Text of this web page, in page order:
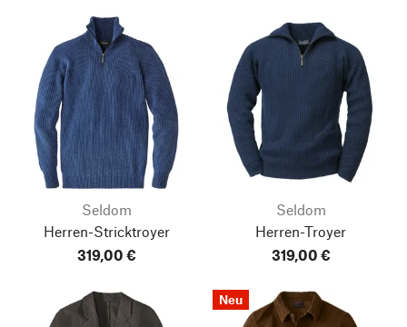
Seldom
Herren-Stricktroyer
319,00 €
Seldom
Herren-Troyer
319,00 €
Neu